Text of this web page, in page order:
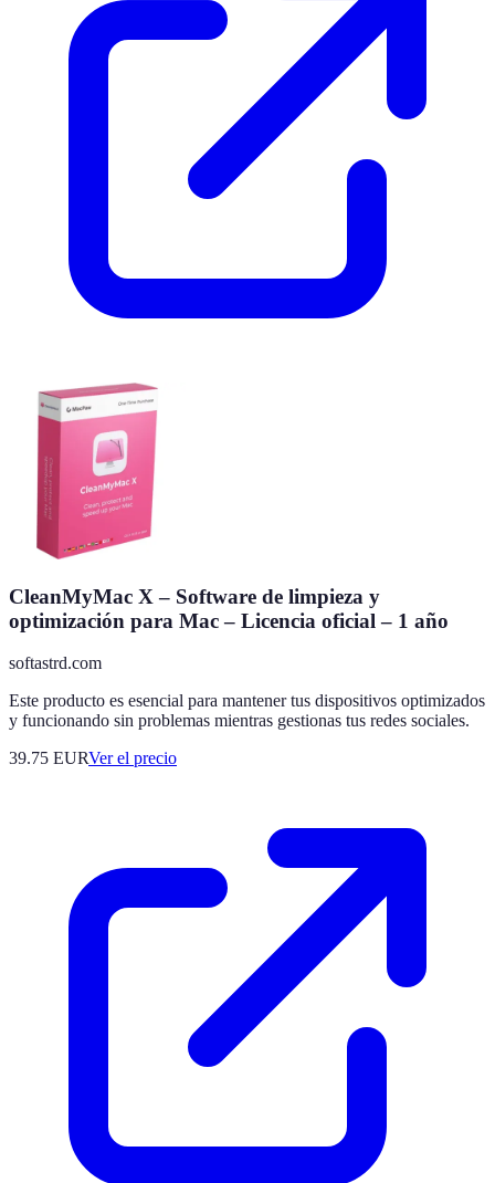
CleanMyMac X – Software de limpieza y
optimización para Mac – Licencia oficial – 1 año
softastrd.com
Este producto es esencial para mantener tus dispositivos optimizados
y funcionando sin problemas mientras gestionas tus redes sociales.
39.75 EURVer el precio